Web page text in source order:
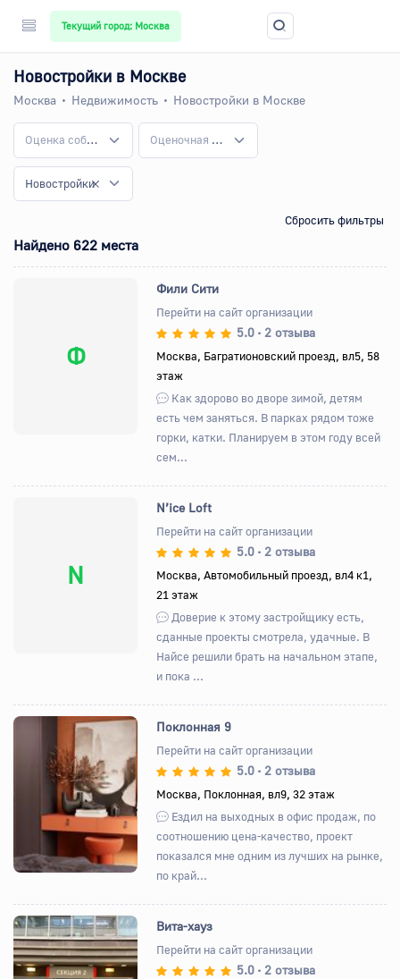
Текущий город: Москва
Новостройки в Москве
Москва Недвижимость Новостройки в Москве
Оценка собственности Оценочная деятельность
Новостройки
Сбросить фильтры
Найдено 622 места
Ф
Фили Сити
Перейти на сайт организации
5.0 • 2 отзыва
Москва, Багратионовский проезд, вл5, 58
этаж
Как здорово во дворе зимой, детям
есть чем заняться. В парках рядом тоже
горки, катки. Планируем в этом году всей
сем...
N
N’ice Loft
Перейти на сайт организации
5.0 • 2 отзыва
Москва, Автомобильный проезд, вл4 к1,
21 этаж
Доверие к этому застройщику есть,
сданные проекты смотрела, удачные. В
Найсе решили брать на начальном этапе,
и пока ...
Назад Вперед
Поклонная 9
Перейти на сайт организации
5.0 • 2 отзыва
Москва, Поклонная, вл9, 32 этаж
Ездил на выходных в офис продаж, по
соотношению цена-качество, проект
показался мне одним из лучших на рынке,
по край...
Вита-хауз
Перейти на сайт организации
5.0 • 2 отзыва